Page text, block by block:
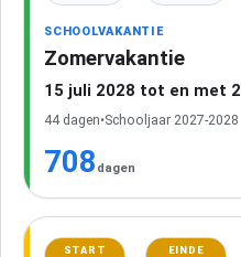
SCHOOLVAKANTIE
Zomervakantie
15 juli 2028 tot en met
44 dagen•Schooljaar 2027-2028
708 dagen
START EINDE